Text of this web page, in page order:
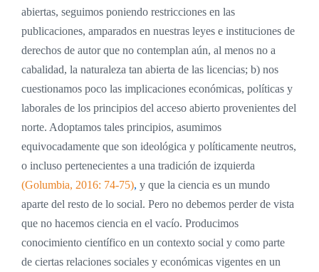
abiertas, seguimos poniendo restricciones en las
publicaciones, amparados en nuestras leyes e instituciones de
derechos de autor que no contemplan aún, al menos no a
cabalidad, la naturaleza tan abierta de las licencias; b) nos
cuestionamos poco las implicaciones económicas, políticas y
laborales de los principios del acceso abierto provenientes del
norte. Adoptamos tales principios, asumimos
equivocadamente que son ideológica y políticamente neutros,
o incluso pertenecientes a una tradición de izquierda
(Golumbia, 2016: 74-75), y que la ciencia es un mundo
aparte del resto de lo social. Pero no debemos perder de vista
que no hacemos ciencia en el vacío. Producimos
conocimiento científico en un contexto social y como parte
de ciertas relaciones sociales y económicas vigentes en un